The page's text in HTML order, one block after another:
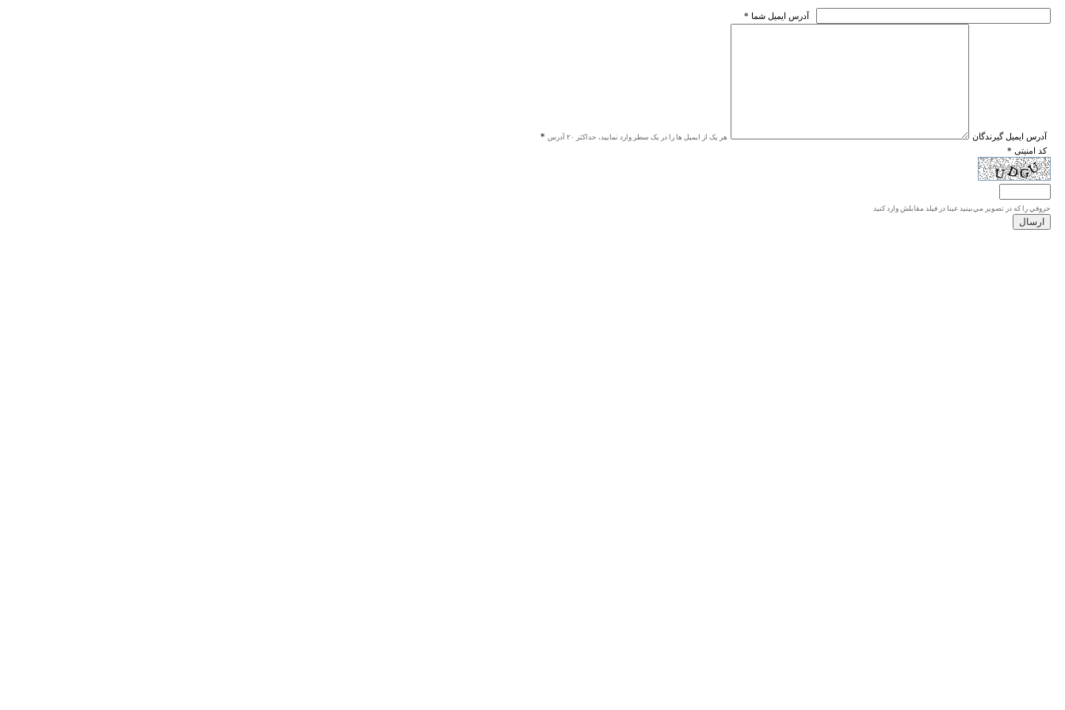
* آدرس ايميل شما
* آدرس ايميل گيرندگان هر یک از ایمیل ها را در یک سطر وارد نمایید، حداکثر ۲۰ آدرس
* کد امنیتی
حروفي را كه در تصوير مي‌بينيد عينا در فيلد مقابلش وارد كنيد